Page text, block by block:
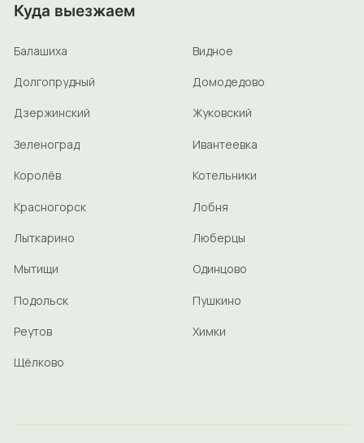
Куда выезжаем
Балашиха Видное
Долгопрудный Домодедово
Дзержинский Жуковский
Зеленоград Ивантеевка
Королёв Котельники
Красногорск Лобня
Лыткарино Люберцы
Мытищи Одинцово
Подольск Пушкино
Реутов Химки
Щёлково